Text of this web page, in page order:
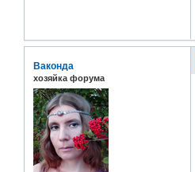
Ваконда
хозяйка форума